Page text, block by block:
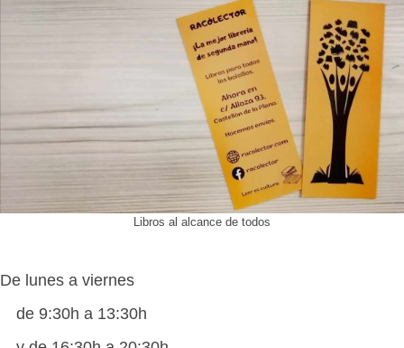
Libros al alcance de todos
De lunes a viernes
de 9:30h a 13:30h